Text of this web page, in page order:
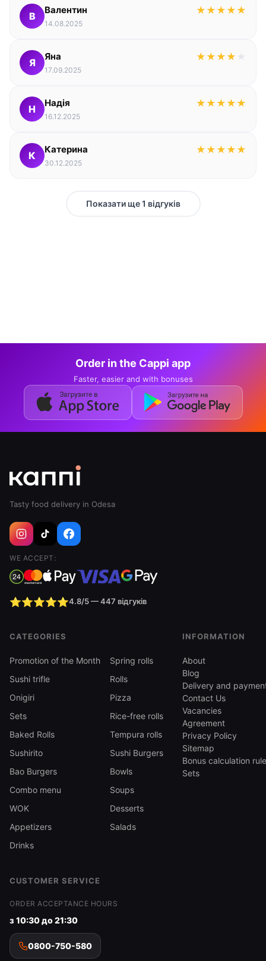
В
Валентин ★ ★ ★ ★ ★
14.08.2025
Я
Яна ★ ★ ★ ★
17.09.2025
Н
Надія ★ ★ ★ ★ ★
16.12.2025
К
Катерина ★ ★ ★ ★ ★
30.12.2025
Показати ще 1 відгуків
Order in the Cappi app
Faster, easier and with bonuses
Tasty food delivery in Odesa
WE ACCEPT:
⭐⭐⭐⭐⭐4.8/5 — 447 відгуків
CATEGORIES
Promotion of the Month
Spring rolls
Sushi trifle
Rolls
Onigiri
Pizza
Sets
Rice-free rolls
Baked Rolls
Tempura rolls
Sushirito
Sushi Burgers
Bao Burgers
Bowls
Combo menu
Soups
WOK
Desserts
Appetizers
Salads
Drinks
INFORMATION
About
Blog
Delivery and
Contact Us
Vacancies
Agreement
Privacy Policy
Sitemap
Bonus calculation
Sets
CUSTOMER SERVICE
ORDER ACCEPTANCE HOURS
з 10:30 до 21:30
0800-750-580